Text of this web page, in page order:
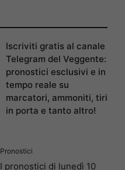
Iscriviti gratis al canale
Telegram del Veggente:
pronostici esclusivi e in
tempo reale su
marcatori, ammoniti, tiri
in porta e tanto altro!
Pronostici
I pronostici di lunedì 10